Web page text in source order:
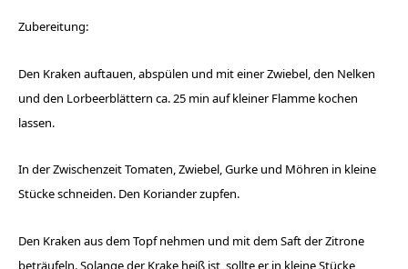
Zubereitung:
Den Kraken auftauen, abspülen und mit einer Zwiebel, den Nelken
und den Lorbeerblättern ca. 25 min auf kleiner Flamme kochen
lassen.
In der Zwischenzeit Tomaten, Zwiebel, Gurke und Möhren in kleine
Stücke schneiden. Den Koriander zupfen.
Den Kraken aus dem Topf nehmen und mit dem Saft der Zitrone
beträufeln. Solange der Krake heiß ist, sollte er in kleine Stücke